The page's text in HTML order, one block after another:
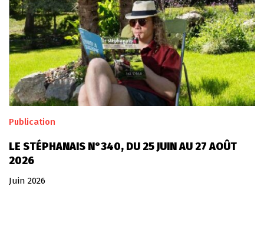
Publication
LE STÉPHANAIS N°340, DU 25 JUIN AU 27 AOÛT
2026
Juin 2026